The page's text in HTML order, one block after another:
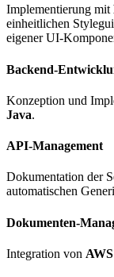
Implementierung mit
einheitlichen
eigener UI-
Backend-
Konzeption und
Java.
API-Management
Dokumentation der
automatischen
Dokumenten-
Integration von